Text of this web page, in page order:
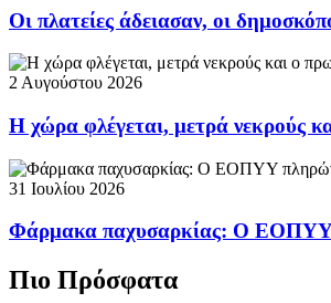
Οι πλατείες άδειασαν, οι
2 Αυγούστου 2026
Η χώρα φλέγεται, μετρά νεκρούς
31 Ιουλίου 2026
Φάρμακα παχυσαρκίας: Ο ΕΟΠΥΥ
Πιο Πρόσφατα